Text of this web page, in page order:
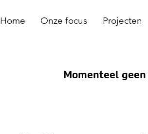
Home Onze focus Projecten
Momenteel